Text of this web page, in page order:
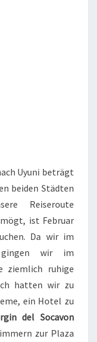
Uyuni beträgt
beiden Städten
Reiseroute
ist Februar
Da wir im
wir im
ziemlich ruhige
hatten wir zu
ein Hotel zu
del Socavon
zur Plaza